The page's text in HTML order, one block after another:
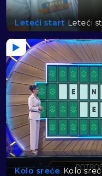
Leteći start Leteći
Kolo sreće Kolo